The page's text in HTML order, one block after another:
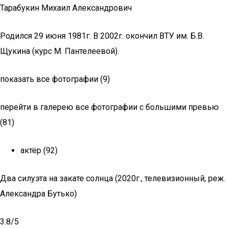
Тарабукин Михаил Александрович
Родился 29 июня 1981г. В 2002г. окончил ВТУ им. Б.В.
Щукина (курс М. Пантелеевой).
показать все фотографии (9)
перейти в галерею все фотографии с большими превью
(81)
актёр (92)
Два силуэта на закате солнца (2020г., телевизионный, реж.
Александра Бутько)
3.8/5